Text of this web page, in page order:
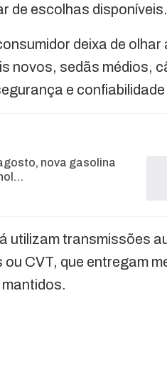
de escolhas disponíveis.
deixa de
novos, sedãs médios,
e
nova gasolina
utilizam transmissões
CVT, que entregam